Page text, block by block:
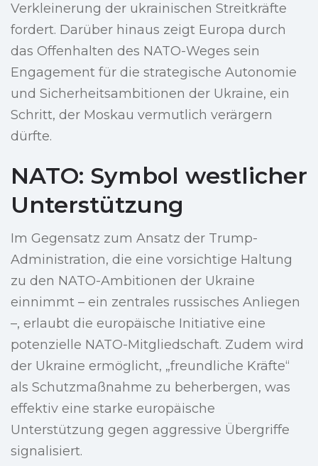
Verkleinerung der ukrainischen Streitkräfte
fordert. Darüber hinaus zeigt Europa durch
das Offenhalten des NATO-Weges sein
Engagement für die strategische Autonomie
und Sicherheitsambitionen der Ukraine, ein
Schritt, der Moskau vermutlich verärgern
dürfte.
NATO: Symbol westlicher
Unterstützung
Im Gegensatz zum Ansatz der Trump-
Administration, die eine vorsichtige Haltung
zu den NATO-Ambitionen der Ukraine
einnimmt – ein zentrales russisches Anliegen
–, erlaubt die europäische Initiative eine
potenzielle NATO-Mitgliedschaft. Zudem wird
der Ukraine ermöglicht, „freundliche Kräfte“
als Schutzmaßnahme zu beherbergen, was
effektiv eine starke europäische
Unterstützung gegen aggressive Übergriffe
signalisiert.